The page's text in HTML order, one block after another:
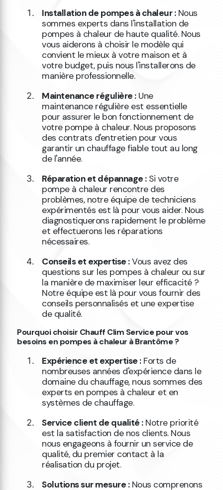
Installation de pompes à chaleur :Nous
sommes experts dans l'installation de
pompes à chaleur de haute qualité. Nous
vous aiderons à choisir le modèle qui
convient le mieux à votre maison et à
votre budget, puis nous l'installerons de
manière professionnelle.
Maintenance régulière :Une
maintenance régulière est essentielle
pour assurer le bon fonctionnement de
votre pompe à chaleur. Nous proposons
des contrats d'entretien pour vous
garantir un chauffage fiable tout au long
de l'année.
Réparation et dépannage :Si votre
pompe à chaleur rencontre des
problèmes, notre équipe de techniciens
expérimentés est là pour vous aider. Nous
diagnostiquerons rapidement le problème
et effectuerons les réparations
nécessaires.
Conseils et expertise :Vous avez des
questions sur les pompes à chaleur ou sur
la manière de maximiser leur efficacité ?
Notre équipe est là pour vous fournir des
conseils personnalisés et une expertise
de qualité.
Pourquoi choisir Chauff Clim Service pour vos
besoins en pompes à chaleur à Brantôme ?
Expérience et expertise :Forts de
nombreuses années d'expérience dans le
domaine du chauffage, nous sommes des
experts en pompes à chaleur et en
systèmes de chauffage.
Service client de qualité :Notre priorité
est la satisfaction de nos clients. Nous
nous engageons à fournir un service de
qualité, du premier contact à la
réalisation du projet.
Solutions sur mesure :Nous comprenons